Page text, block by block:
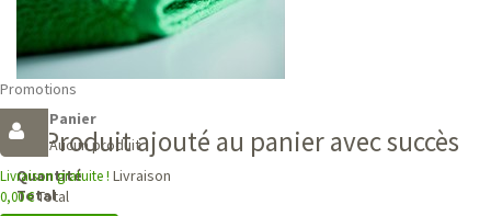
Promotions
Panier
Aucun produit
Livraison gratuite ! Livraison
0,00 €Total
Produit ajouté au panier avec succès
Quantité
Total